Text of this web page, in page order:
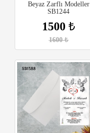
Beyaz Zarflı Modeller
SB1244
1500 ₺
1600₺